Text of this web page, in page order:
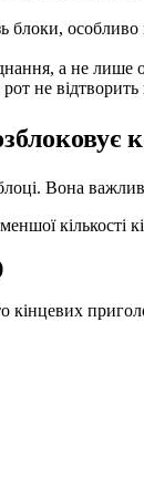
блоки,
а не лише
не
Вона